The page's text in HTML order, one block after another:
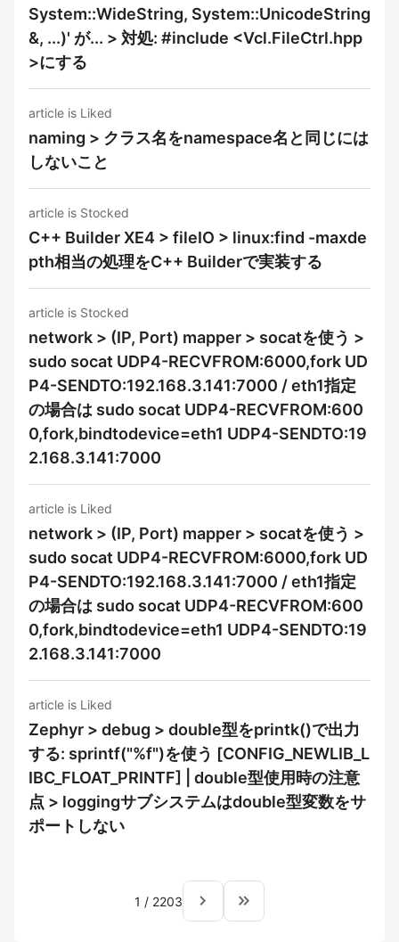
System::WideString, System::UnicodeString
&, ...)' が... > 対処: #include <Vcl.FileCtrl.hpp
>にする
article is Liked
naming > クラス名をnamespace名と同じには
しないこと
article is Stocked
C++ Builder XE4 > fileIO > linux:find -maxde
pth相当の処理をC++ Builderで実装する
article is Stocked
network > (IP, Port) mapper > socatを使う >
sudo socat UDP4-RECVFROM:6000,fork UD
P4-SENDTO:192.168.3.141:7000 / eth1指定
の場合は sudo socat UDP4-RECVFROM:600
0,fork,bindtodevice=eth1 UDP4-SENDTO:19
2.168.3.141:7000
article is Liked
network > (IP, Port) mapper > socatを使う >
sudo socat UDP4-RECVFROM:6000,fork UD
P4-SENDTO:192.168.3.141:7000 / eth1指定
の場合は sudo socat UDP4-RECVFROM:600
0,fork,bindtodevice=eth1 UDP4-SENDTO:19
2.168.3.141:7000
article is Liked
Zephyr > debug > double型をprintk()で出力
する: sprintf("%f")を使う [CONFIG_NEWLIB_L
IBC_FLOAT_PRINTF] | double型使用時の注意
点 > loggingサブシステムはdouble型変数をサ
ポートしない
1 / 2203 navigate_next keyboard_double_arrow_right